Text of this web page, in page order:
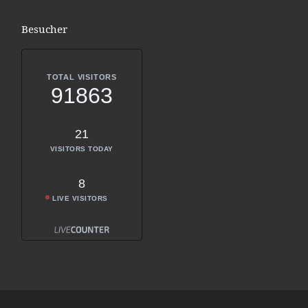
Besucher
TOTAL VISITORS
91863
21
VISITORS TODAY
8
LIVE VISITORS